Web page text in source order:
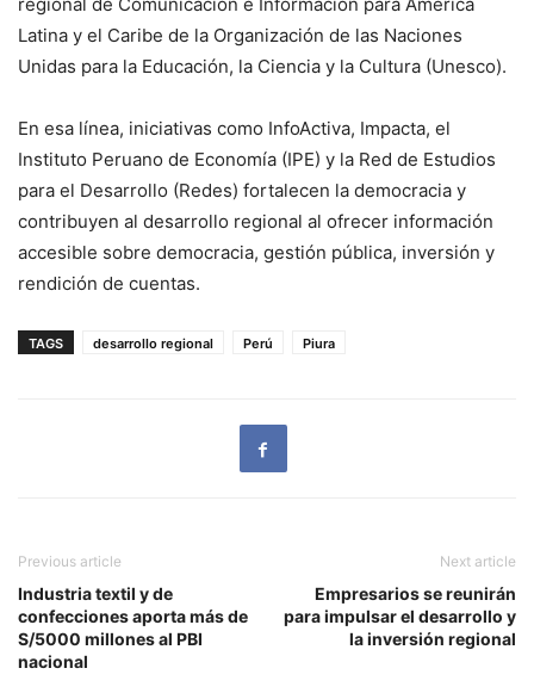
regional de Comunicación e Información para América
Latina y el Caribe de la Organización de las Naciones
Unidas para la Educación, la Ciencia y la Cultura (Unesco).
En esa línea, iniciativas como InfoActiva, Impacta, el
Instituto Peruano de Economía (IPE) y la Red de Estudios
para el Desarrollo (Redes) fortalecen la democracia y
contribuyen al desarrollo regional al ofrecer información
accesible sobre democracia, gestión pública, inversión y
rendición de cuentas.
TAGS desarrollo regional Perú Piura
Previous article
Industria textil y de
confecciones aporta más de
S/5000 millones al PBI
nacional
Next article
Empresarios se reunirán
para impulsar el desarrollo y
la inversión regional